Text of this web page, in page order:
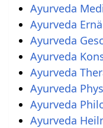
Ayurveda
Ayurveda
Ayurveda
Ayurveda
Ayurveda
Ayurveda
Ayurveda
Ayurveda